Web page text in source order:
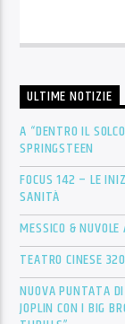
ULTIME NOTIZIE
A “DENTRO IL
SPRINGSTEEN
FOCUS 142 – LE
SANITÀ
MESSICO &
TEATRO CINESE
NUOVA PUNTATA
JOPLIN CON I BIG